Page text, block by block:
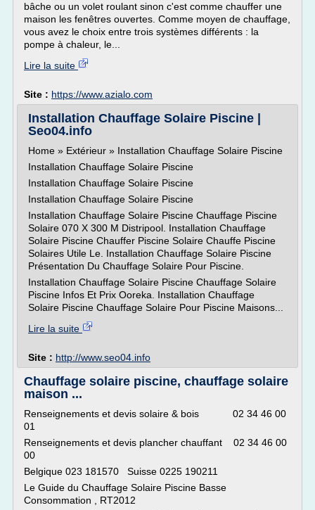
bâche ou un volet roulant sinon c'est comme chauffer une
maison les fenêtres ouvertes. Comme moyen de chauffage,
vous avez le choix entre trois systèmes différents : la
pompe à chaleur, le...
Lire la suite
Site : https://www.azialo.com
Installation Chauffage Solaire Piscine |
Seo04.info
Home » Extérieur » Installation Chauffage Solaire Piscine
Installation Chauffage Solaire Piscine
Installation Chauffage Solaire Piscine
Installation Chauffage Solaire Piscine
Installation Chauffage Solaire Piscine Chauffage Piscine
Solaire 070 X 300 M Distripool. Installation Chauffage
Solaire Piscine Chauffer Piscine Solaire Chauffe Piscine
Solaires Utile Le. Installation Chauffage Solaire Piscine
Présentation Du Chauffage Solaire Pour Piscine.
Installation Chauffage Solaire Piscine Chauffage Solaire
Piscine Infos Et Prix Ooreka. Installation Chauffage
Solaire Piscine Chauffage Solaire Pour Piscine Maisons...
Lire la suite
Site : http://www.seo04.info
Chauffage solaire piscine, chauffage solaire
maison ...
Renseignements et devis solaire & bois 02 34 46 00
01
Renseignements et devis plancher chauffant 02 34 46 00
00
Belgique 023 181570 Suisse 0225 190211
Le Guide du Chauffage Solaire Piscine Basse
Consommation , RT2012